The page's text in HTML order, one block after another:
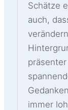
Schätze
auch,
immer